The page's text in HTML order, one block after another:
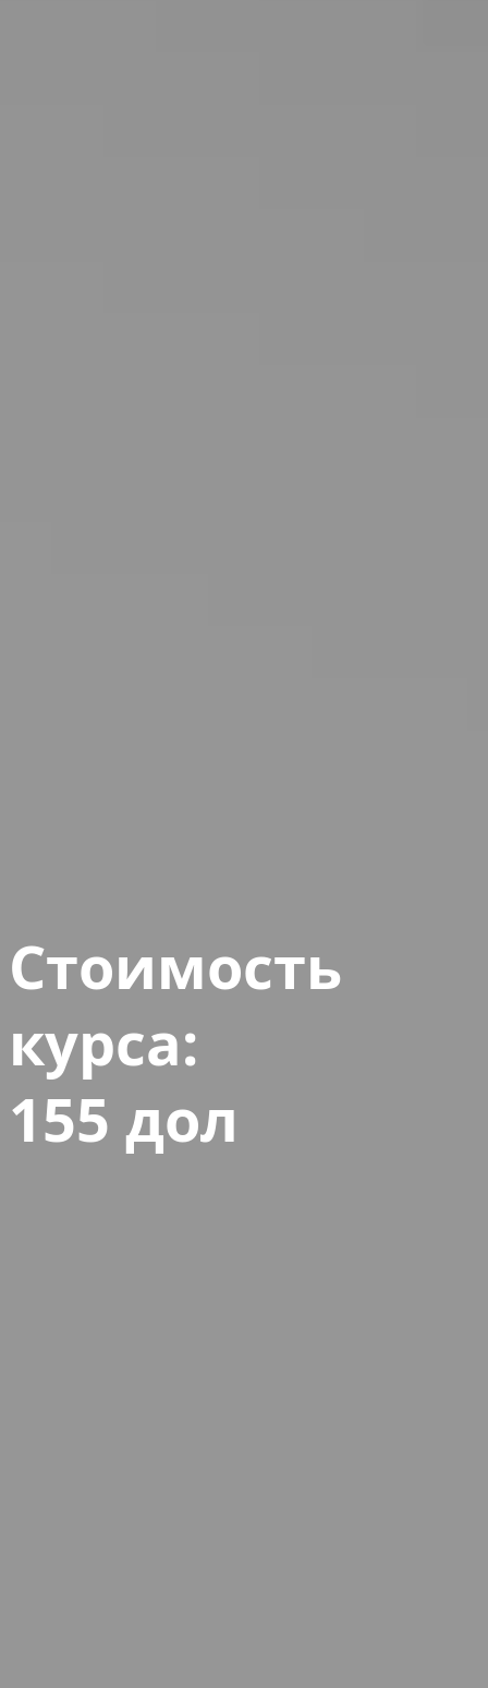
Стоимость
курса:
155 дол